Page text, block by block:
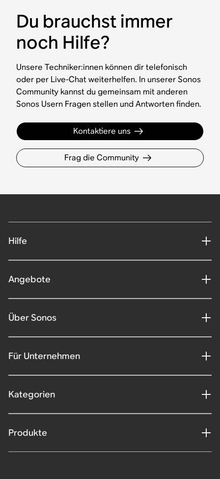
Du brauchst immer
noch Hilfe?
Unsere Techniker:innen können dir telefonisch
oder per Live-Chat weiterhelfen. In unserer Sonos
Community kannst du gemeinsam mit anderen
Sonos Usern Fragen stellen und Antworten finden.
Kontaktiere uns
Frag die Community
Hilfe
Angebote
Über Sonos
Für Unternehmen
Kategorien
Produkte